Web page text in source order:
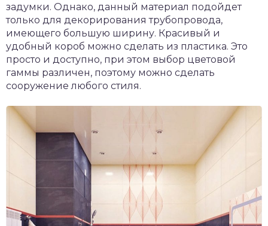
задумки. Однако, данный материал подойдет
только для декорирования трубопровода,
имеющего большую ширину. Красивый и
удобный короб можно сделать из пластика. Это
просто и доступно, при этом выбор цветовой
гаммы различен, поэтому можно сделать
сооружение любого стиля.